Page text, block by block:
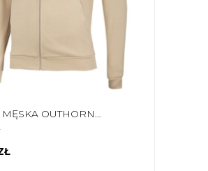
BLUZA MĘSKA OUTHORN BEŻOWA HOL22 BLM612 83S